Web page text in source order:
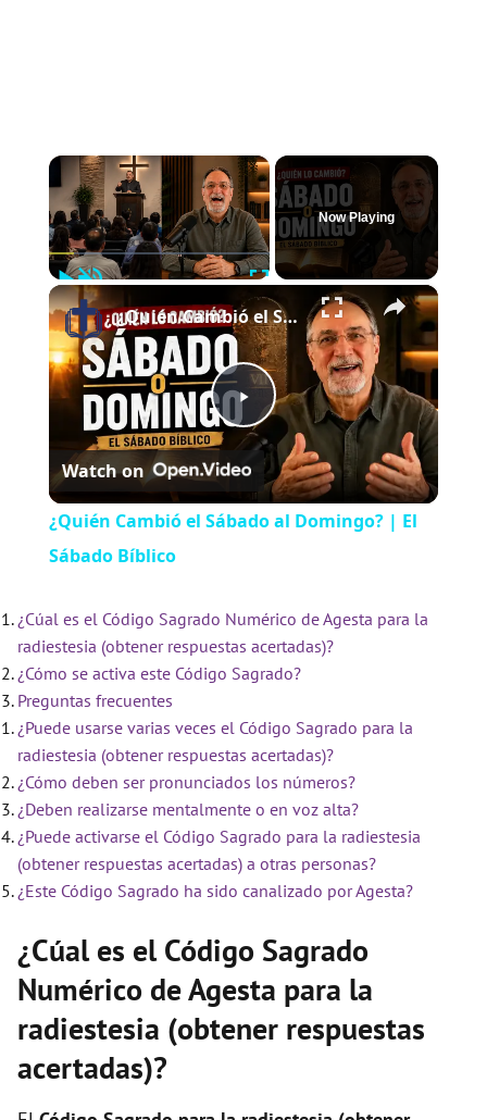
×
PlayUnmute Fullscreen
Now Playing
×
P
y
V
i
d
e
o
¿Quién Cambió el Sábado al Domingo? | El Sábado Bíblico
Watch on
¿Quién Cambió el Sábado al Domingo? | El
Sábado Bíblico
¿Cúal es el Código Sagrado Numérico de Agesta para la
radiestesia (obtener respuestas acertadas)?
¿Cómo se activa este Código Sagrado?
Preguntas frecuentes
¿Puede usarse varias veces el Código Sagrado para la
radiestesia (obtener respuestas acertadas)?
¿Cómo deben ser pronunciados los números?
¿Deben realizarse mentalmente o en voz alta?
¿Puede activarse el Código Sagrado para la radiestesia
(obtener respuestas acertadas) a otras personas?
¿Este Código Sagrado ha sido canalizado por Agesta?
¿Cúal es el Código Sagrado
Numérico de Agesta para la
radiestesia (obtener respuestas
acertadas)?